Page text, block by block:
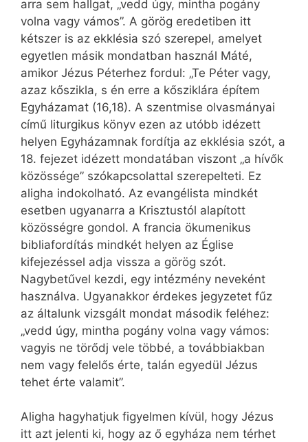
arra sem hallgat, „vedd úgy, mintha pogány
volna vagy vámos”. A görög eredetiben itt
kétszer is az ekklésia szó szerepel, amelyet
egyetlen másik mondatban használ Máté,
amikor Jézus Péterhez fordul: „Te Péter vagy,
azaz kőszikla, s én erre a kősziklára építem
Egyházamat (16,18). A szentmise olvasmányai
című liturgikus könyv ezen az utóbb idézett
helyen Egyházamnak fordítja az ekklésia szót, a
18. fejezet idézett mondatában viszont „a hívők
közössége” szókapcsolattal szerepelteti. Ez
aligha indokolható. Az evangélista mindkét
esetben ugyanarra a Krisztustól alapított
közösségre gondol. A francia ökumenikus
bibliafordítás mindkét helyen az Église
kifejezéssel adja vissza a görög szót.
Nagybetűvel kezdi, egy intézmény neveként
használva. Ugyanakkor érdekes jegyzetet fűz
az általunk vizsgált mondat második feléhez:
„vedd úgy, mintha pogány volna vagy vámos:
vagyis ne törődj vele többé, a továbbiakban
nem vagy felelős érte, talán egyedül Jézus
tehet érte valamit”.
Aligha hagyhatjuk figyelmen kívül, hogy Jézus
itt azt jelenti ki, hogy az ő egyháza nem térhet